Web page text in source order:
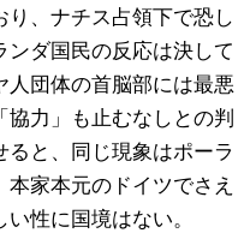
、ナチス占領下で恐し
ダ国民の反応は決して
団体の首脳部には最悪
力」も止むなしとの判
と、同じ現象はポーラ
家本元のドイツでさえ
性に国境はない。